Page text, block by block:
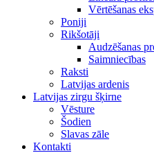
Vērtēšanas
Poniji
Rikšotāji
Audzēšanas
Saimniecības
Raksti
Latvijas ardenis
Latvijas zirgu šķirne
Vēsture
Šodien
Slavas zāle
Kontakti